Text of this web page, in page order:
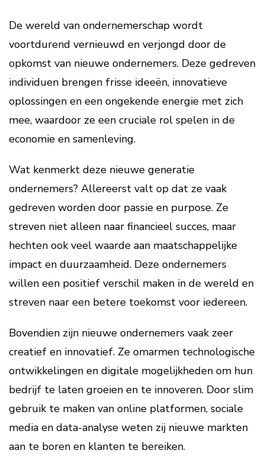
De wereld van ondernemerschap wordt
voortdurend vernieuwd en verjongd door de
opkomst van nieuwe ondernemers. Deze gedreven
individuen brengen frisse ideeën, innovatieve
oplossingen en een ongekende energie met zich
mee, waardoor ze een cruciale rol spelen in de
economie en samenleving.
Wat kenmerkt deze nieuwe generatie
ondernemers? Allereerst valt op dat ze vaak
gedreven worden door passie en purpose. Ze
streven niet alleen naar financieel succes, maar
hechten ook veel waarde aan maatschappelijke
impact en duurzaamheid. Deze ondernemers
willen een positief verschil maken in de wereld en
streven naar een betere toekomst voor iedereen.
Bovendien zijn nieuwe ondernemers vaak zeer
creatief en innovatief. Ze omarmen technologische
ontwikkelingen en digitale mogelijkheden om hun
bedrijf te laten groeien en te innoveren. Door slim
gebruik te maken van online platformen, sociale
media en data-analyse weten zij nieuwe markten
aan te boren en klanten te bereiken.